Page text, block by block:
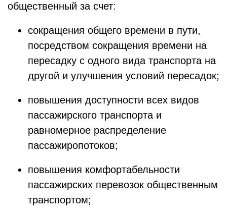
общественный за счет:
сокращения общего времени в пути,
посредством сокращения времени на
пересадку с одного вида транспорта на
другой и улучшения условий пересадок;
повышения доступности всех видов
пассажирского транспорта и
равномерное распределение
пассажиропотоков;
повышения комфортабельности
пассажирских перевозок общественным
транспортом;